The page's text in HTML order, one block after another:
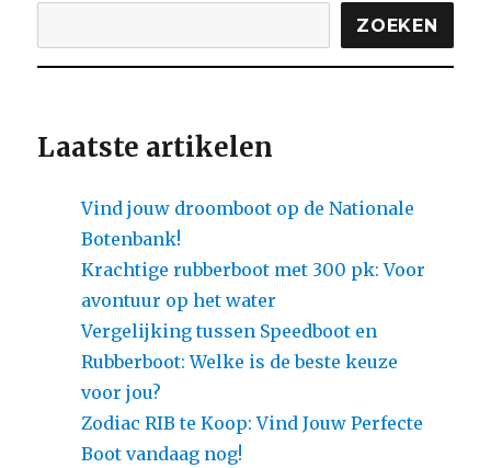
ZOEKEN
Laatste artikelen
Vind jouw droomboot op de Nationale
Botenbank!
Krachtige rubberboot met 300 pk: Voor
avontuur op het water
Vergelijking tussen Speedboot en
Rubberboot: Welke is de beste keuze
voor jou?
Zodiac RIB te Koop: Vind Jouw Perfecte
Boot vandaag nog!